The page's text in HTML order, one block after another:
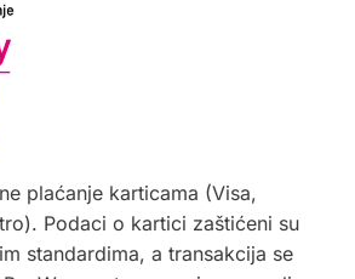
plaćanje karticama (Visa,
Podaci o kartici zaštićeni su
standardima, a transakcija se